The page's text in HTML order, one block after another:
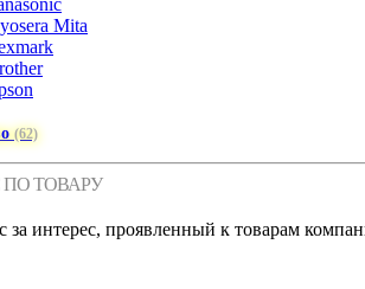
Mita
(62)
ТОВАРУ
интерес, проявленный к товарам